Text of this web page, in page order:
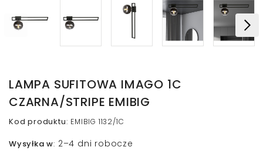
LAMPA SUFITOWA IMAGO 1C
CZARNA/STRIPE EMIBIG
Kod produktu: EMIBIG 1132/1C
Wysyłka w: 2–4 dni robocze